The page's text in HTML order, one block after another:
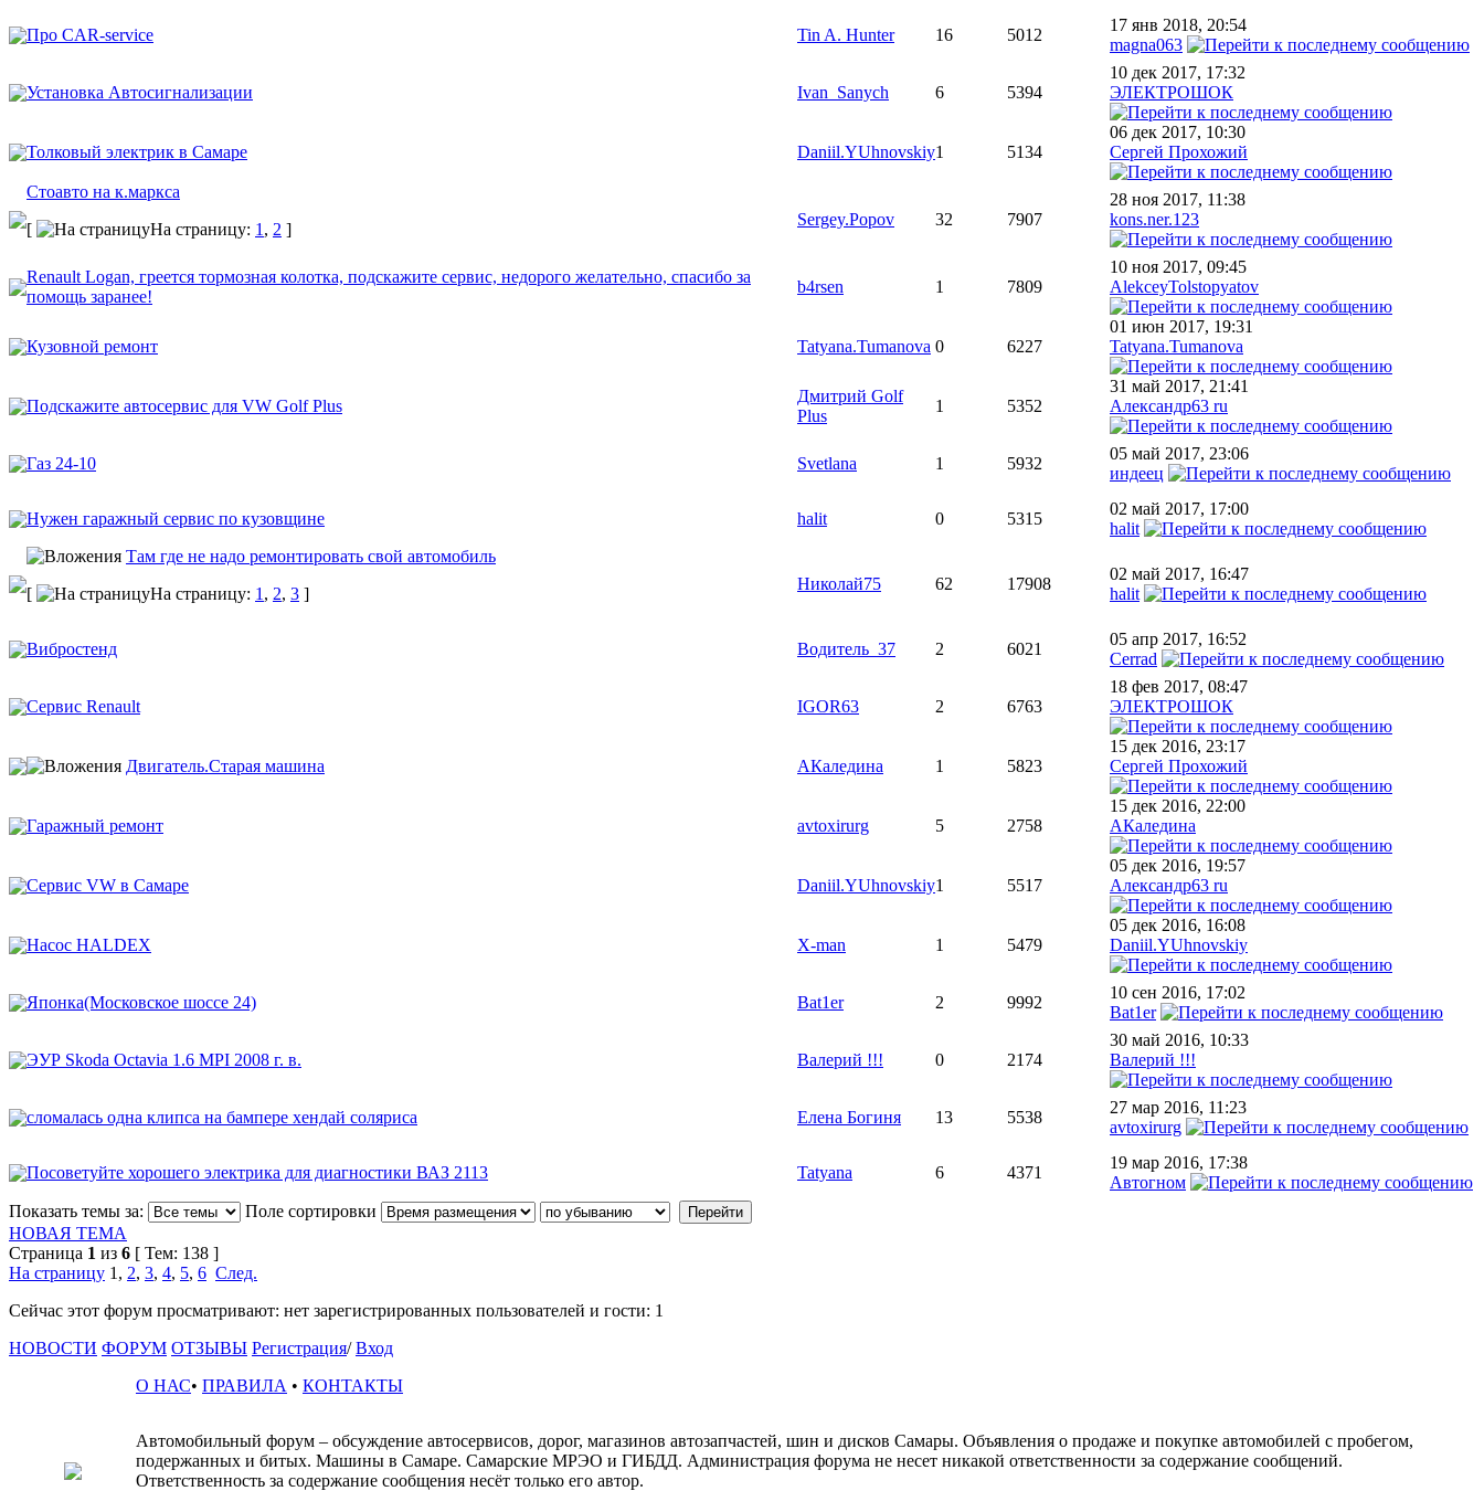
Про CAR-service Tin A. Hunter 16 5012
17 янв 2018, 20:54
magna063
Установка Автосигнализации Ivan_Sanych 6 5394
10 дек 2017, 17:32
ЭЛЕКТРОШОК
Толковый электрик в Самаре Daniil.YUhnovskiy1 5134
06 дек 2017, 10:30
Сергей Прохожий
Стоавто на к.маркса
[
На страницу: 1 , 2 ]
Sergey.Popov 32 7907
28 ноя 2017, 11:38
kons.ner.123
Renault Logan, греется тормозная колотка, подскажите сервис, недорого желательно, спасибо за
помощь заранее!
b4rsen 1 7809
10 ноя 2017, 09:45
AlekceyTolstopyatov
Кузовной ремонт Tatyana.Tumanova 0 6227
01 июн 2017, 19:31
Tatyana.Tumanova
Подскажите автосервис для VW Golf Plus
Дмитрий Golf
Plus
1 5352
31 май 2017, 21:41
Александр63 ru
Газ 24-10 Svetlana 1 5932
05 май 2017, 23:06
индеец
Нужен гаражный сервис по кузовщине halit 0 5315
02 май 2017, 17:00
halit
Там где не надо ремонтировать свой автомобиль
[
На страницу: 1 , 2, 3 ]
Николай75 62 17908
02 май 2017, 16:47
halit
Вибростенд Водитель_37 2 6021
05 апр 2017, 16:52
Cerrad
Сервис Renault IGOR63 2 6763
18 фев 2017, 08:47
ЭЛЕКТРОШОК
Двигатель.Старая машина АКаледина 1 5823
15 дек 2016, 23:17
Сергей Прохожий
Гаражный ремонт avtoxirurg 5 2758
15 дек 2016, 22:00
АКаледина
Сервис VW в Самаре Daniil.YUhnovskiy1 5517
05 дек 2016, 19:57
Александр63 ru
Насос HALDEX X-man 1 5479
05 дек 2016, 16:08
Daniil.YUhnovskiy
Японка(Московское шоссе 24) Bat1er 2 9992
10 сен 2016, 17:02
Bat1er
ЭУР Skoda Octavia 1.6 MPI 2008 г. в. Валерий !!! 0 2174
30 май 2016, 10:33
Валерий !!!
сломалась одна клипса на бампере хендай соляриса Елена Богиня 13 5538
27 мар 2016, 11:23
avtoxirurg
Посоветуйте хорошего электрика для диагностики ВАЗ 2113 Tatyana 6 4371
19 мар 2016, 17:38
Автогном
Показать темы за:
Поле сортировки
НОВАЯ ТЕМА
Страница 1 из 6 [ Тем: 138 ]
На страницу 1 , 2, 3, 4, 5, 6 След.
Сейчас этот форум просматривают: нет зарегистрированных пользователей и гости: 1
НОВОСТИ ФОРУМ ОТЗЫВЫ Регистрация/ Вход
О НАС• ПРАВИЛА • КОНТАКТЫ
Автомобильный форум – обсуждение автосервисов, дорог, магазинов автозапчастей, шин и дисков Самары. Объявления о продаже и покупке автомобилей с пробегом,
подержанных и битых. Машины в Самаре. Самарские МРЭО и ГИБДД. Администрация форума не несет никакой ответственности за содержание сообщений.
Ответственность за содержание сообщения несёт только его автор.